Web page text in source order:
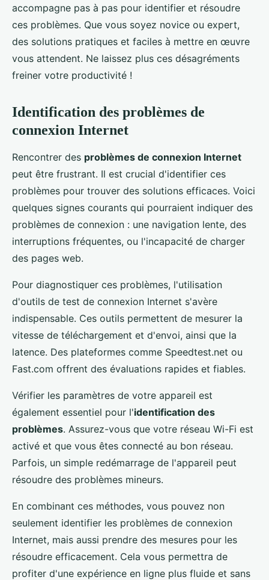
accompagne pas à pas pour identifier et résoudre
ces problèmes. Que vous soyez novice ou expert,
des solutions pratiques et faciles à mettre en œuvre
vous attendent. Ne laissez plus ces désagréments
freiner votre productivité !
Identification des problèmes de
connexion Internet
Rencontrer des problèmes de connexion Internet
peut être frustrant. Il est crucial d'identifier ces
problèmes pour trouver des solutions efficaces. Voici
quelques signes courants qui pourraient indiquer des
problèmes de connexion : une navigation lente, des
interruptions fréquentes, ou l'incapacité de charger
des pages web.
Pour diagnostiquer ces problèmes, l'utilisation
d'outils de test de connexion Internet s'avère
indispensable. Ces outils permettent de mesurer la
vitesse de téléchargement et d'envoi, ainsi que la
latence. Des plateformes comme Speedtest.net ou
Fast.com offrent des évaluations rapides et fiables.
Vérifier les paramètres de votre appareil est
également essentiel pour l'identification des
problèmes. Assurez-vous que votre réseau Wi-Fi est
activé et que vous êtes connecté au bon réseau.
Parfois, un simple redémarrage de l'appareil peut
résoudre des problèmes mineurs.
En combinant ces méthodes, vous pouvez non
seulement identifier les problèmes de connexion
Internet, mais aussi prendre des mesures pour les
résoudre efficacement. Cela vous permettra de
profiter d'une expérience en ligne plus fluide et sans